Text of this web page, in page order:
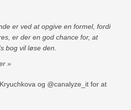
er ved at opgive en formel, fordi
er der en god chance for, at
bog vil løse den.
»
og @canalyze_it for at